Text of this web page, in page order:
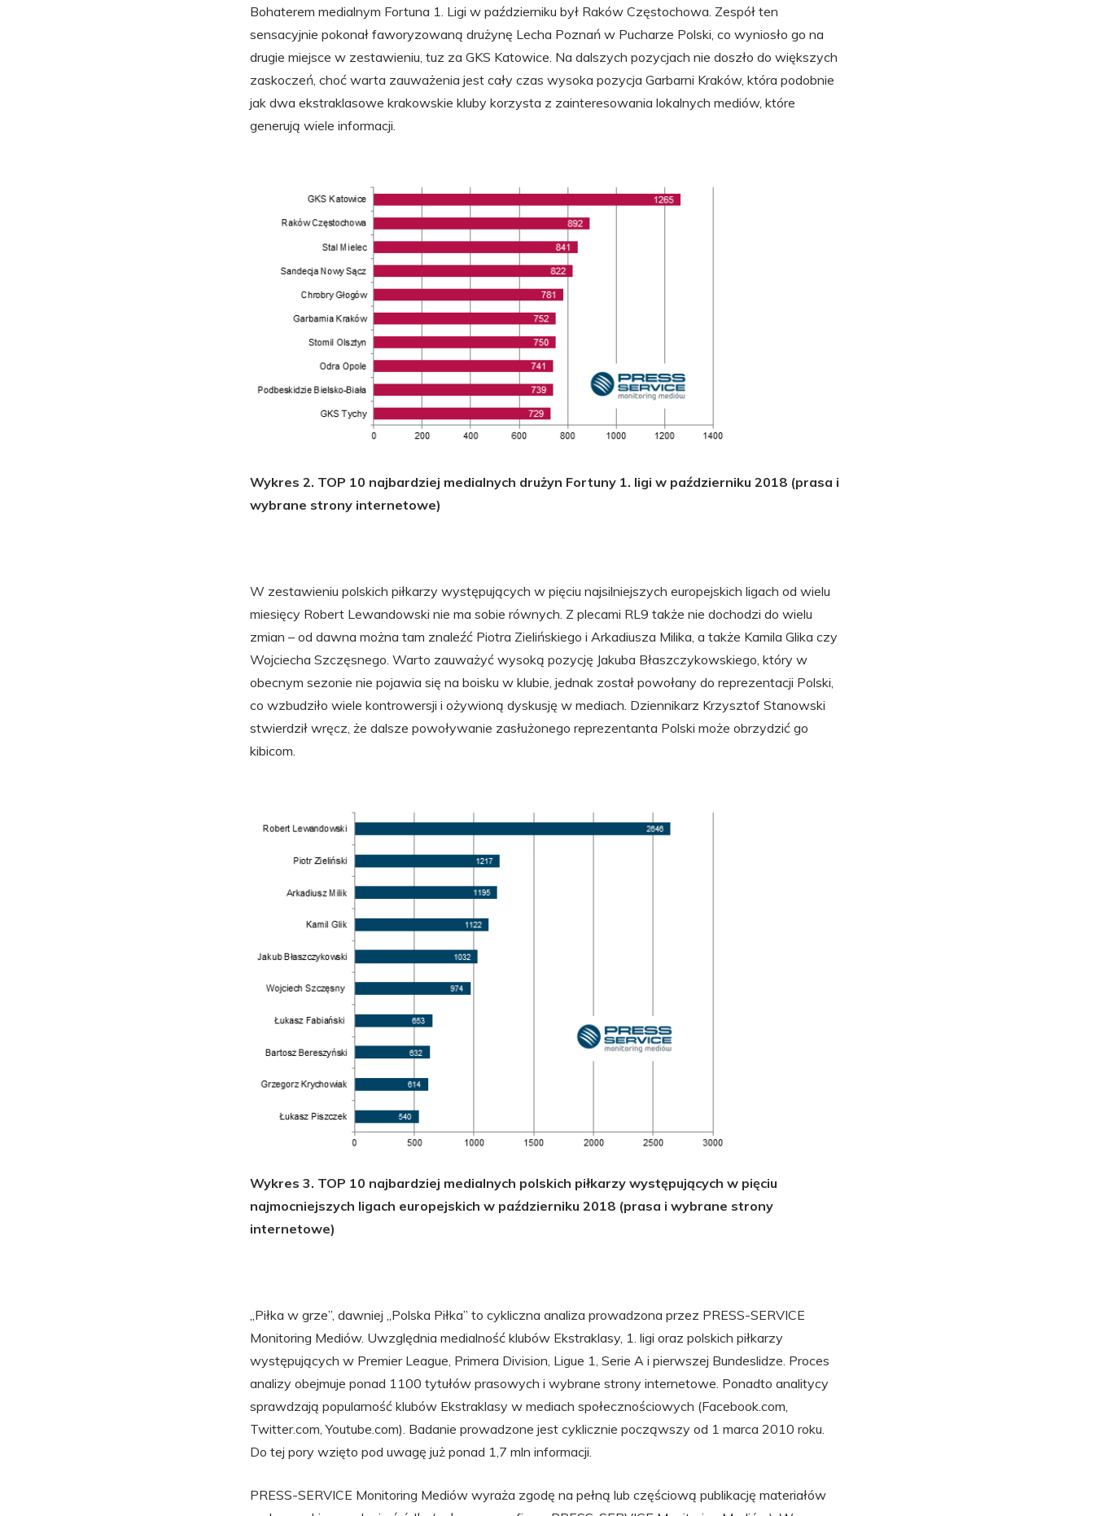
Bohaterem medialnym Fortuna 1. Ligi w październiku był Raków Częstochowa. Zespół ten
sensacyjnie pokonał faworyzowaną drużynę Lecha Poznań w Pucharze Polski, co wyniosło go na
drugie miejsce w zestawieniu, tuz za GKS Katowice. Na dalszych pozycjach nie doszło do większych
zaskoczeń, choć warta zauważenia jest cały czas wysoka pozycja Garbarni Kraków, która podobnie
jak dwa ekstraklasowe krakowskie kluby korzysta z zainteresowania lokalnych mediów, które
generują wiele informacji.
Wykres 2. TOP 10 najbardziej medialnych drużyn Fortuny 1. ligi w październiku 2018 (prasa i
wybrane strony internetowe)
W zestawieniu polskich piłkarzy występujących w pięciu najsilniejszych europejskich ligach od wielu
miesięcy Robert Lewandowski nie ma sobie równych. Z plecami RL9 także nie dochodzi do wielu
zmian – od dawna można tam znaleźć Piotra Zielińskiego i Arkadiusza Milika, a także Kamila Glika czy
Wojciecha Szczęsnego. Warto zauważyć wysoką pozycję Jakuba Błaszczykowskiego, który w
obecnym sezonie nie pojawia się na boisku w klubie, jednak został powołany do reprezentacji Polski,
co wzbudziło wiele kontrowersji i ożywioną dyskusję w mediach. Dziennikarz Krzysztof Stanowski
stwierdził wręcz, że dalsze powoływanie zasłużonego reprezentanta Polski może obrzydzić go
kibicom.
Wykres 3. TOP 10 najbardziej medialnych polskich piłkarzy występujących w pięciu
najmocniejszych ligach europejskich w październiku 2018 (prasa i wybrane strony
internetowe)
„Piłka w grze”, dawniej „Polska Piłka” to cykliczna analiza prowadzona przez PRESS-SERVICE
Monitoring Mediów. Uwzględnia medialność klubów Ekstraklasy, 1. ligi oraz polskich piłkarzy
występujących w Premier League, Primera Division, Ligue 1, Serie A i pierwszej Bundeslidze. Proces
analizy obejmuje ponad 1100 tytułów prasowych i wybrane strony internetowe. Ponadto analitycy
sprawdzają popularność klubów Ekstraklasy w mediach społecznościowych (Facebook.com,
Twitter.com, Youtube.com). Badanie prowadzone jest cyklicznie począwszy od 1 marca 2010 roku.
Do tej pory wzięto pod uwagę już ponad 1,7 mln informacji.
PRESS-SERVICE Monitoring Mediów wyraża zgodę na pełną lub częściową publikację materiałów